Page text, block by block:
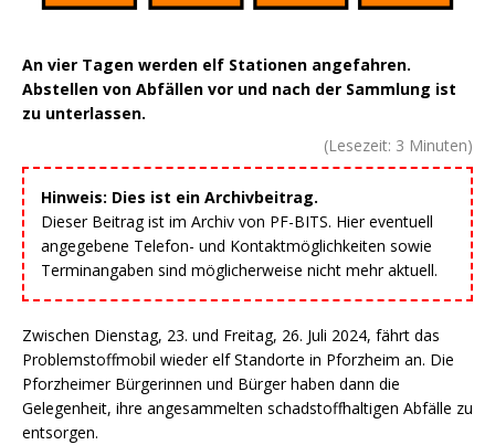
An vier Tagen werden elf Stationen angefahren.
Abstellen von Abfällen vor und nach der Sammlung ist
zu unterlassen.
(Lesezeit: 3 Minuten)
Hinweis: Dies ist ein Archivbeitrag.
Dieser Beitrag ist im Archiv von PF-BITS. Hier eventuell
angegebene Telefon- und Kontaktmöglichkeiten sowie
Terminangaben sind möglicherweise nicht mehr aktuell.
Zwischen Dienstag, 23. und Freitag, 26. Juli 2024, fährt das
Problemstoffmobil wieder elf Standorte in Pforzheim an. Die
Pforzheimer Bürgerinnen und Bürger haben dann die
Gelegenheit, ihre angesammelten schadstoffhaltigen Abfälle zu
entsorgen.